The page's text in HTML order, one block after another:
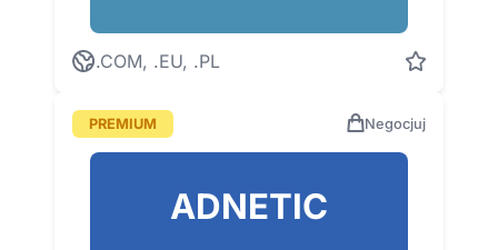
.COM, .EU, .PL
PREMIUM Negocjuj
ADNETIC